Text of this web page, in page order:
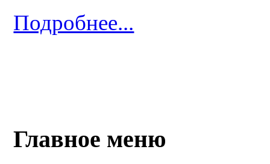
Подробнее...
Главное меню